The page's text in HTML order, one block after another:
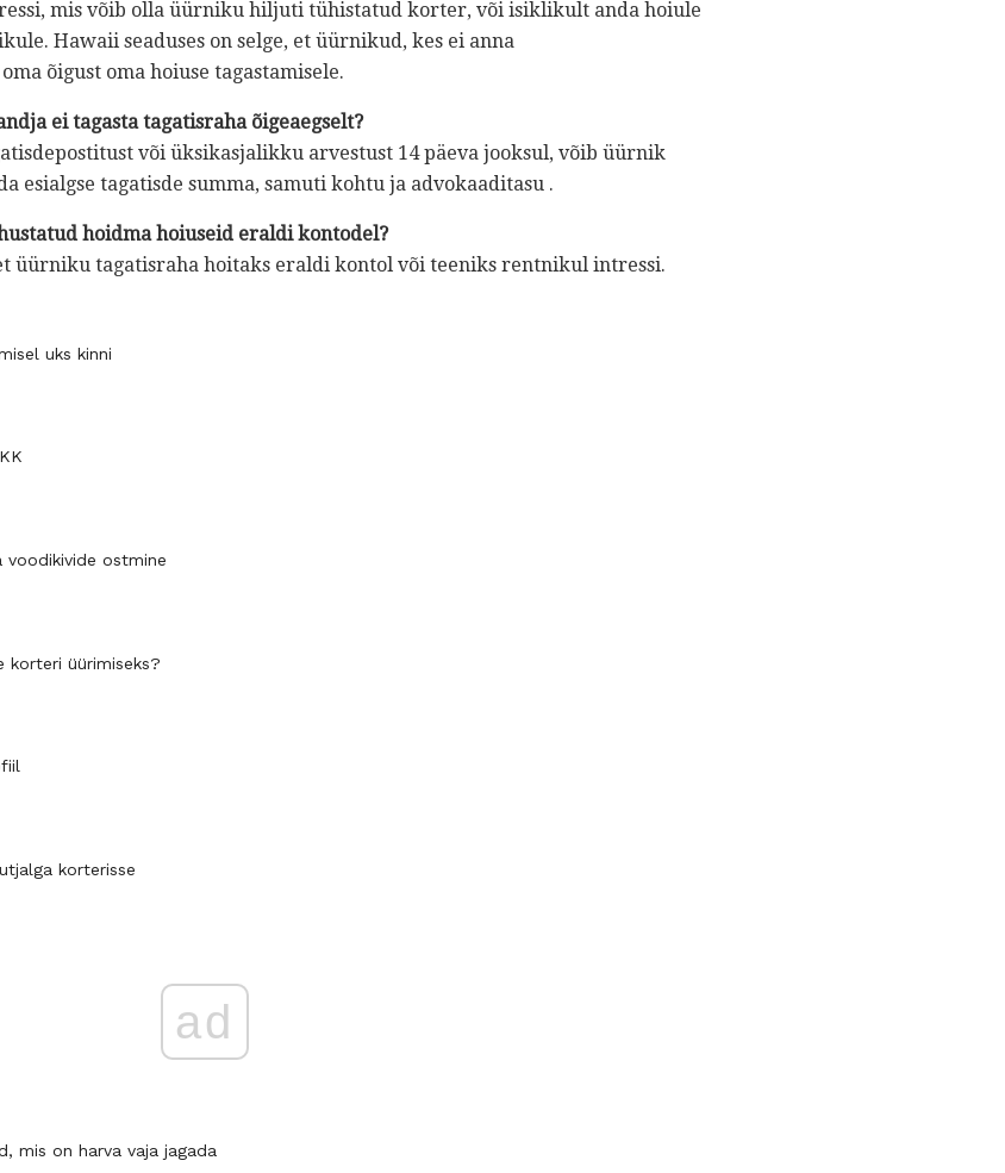
mis võib olla üürniku hiljuti tühistatud korter, või isiklikult anda hoiule
Hawaii seaduses on selge, et üürnikud, kes ei anna
õigust oma hoiuse tagastamisele.
ei tagasta tagatisraha õigeaegselt?
või üksikasjalikku arvestust 14 päeva jooksul, võib üürnik
esialgse tagatisde summa, samuti kohtu ja advokaaditasu .
hoidma hoiuseid eraldi kontodel?
üürniku tagatisraha hoitaks eraldi kontol või teeniks rentnikul intressi.
uks kinni
ostmine
korteri üürimiseks?
korterisse
ad
mis on harva vaja jagada